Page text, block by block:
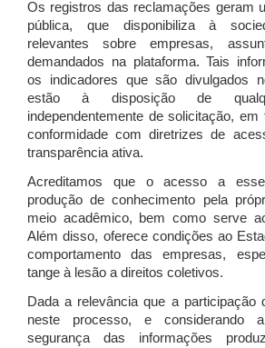
Os registros das reclamações geram
pública, que disponibiliza à
relevantes sobre empresas,
demandados na plataforma. Tais
os indicadores que são divulgados
estão à disposição de
independentemente de solicitação,
conformidade com diretrizes de
transparência ativa.
Acreditamos que o acesso a
produção de conhecimento pela
meio acadêmico, bem como serve
Além disso, oferece condições ao
comportamento das empresas,
tange à lesão a direitos coletivos.
Dada a relevância que a participação
neste processo, e considerando
segurança das informações